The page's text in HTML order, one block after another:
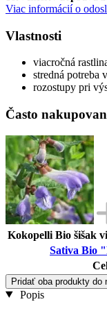
Viac informácií o
Vlastnosti
viacročná
stredná potreba
rozostupy pri
Často
Kokopelli Bio šišak
Sativa Bio
Pridať oba produkty do
Popis